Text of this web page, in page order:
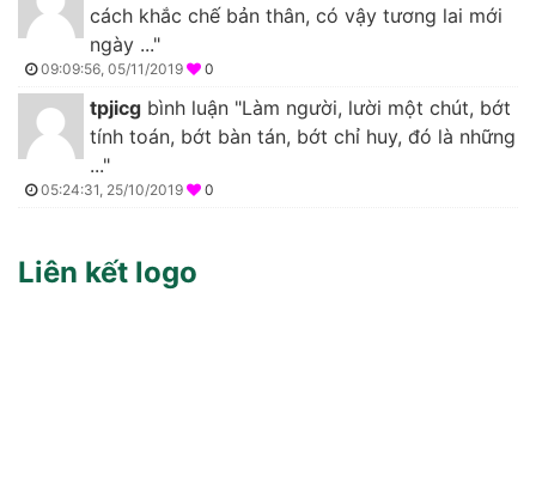
cách khắc chế bản thân, có vậy tương lai mới
ngày ..."
09:09:56, 05/11/2019 0
tpjicg bình luận "Làm người, lười một chút, bớt
tính toán, bớt bàn tán, bớt chỉ huy, đó là những
..."
05:24:31, 25/10/2019 0
Liên kết logo